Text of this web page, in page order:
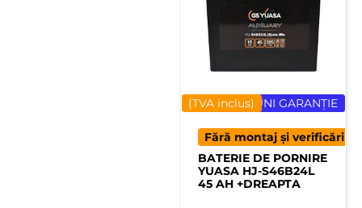
24 LUNI GARANȚIE
(TVA inclus)
Fără montaj și verificări
BATERIE DE PORNIRE
YUASA HJ-S46B24L
45 AH +DREAPTA